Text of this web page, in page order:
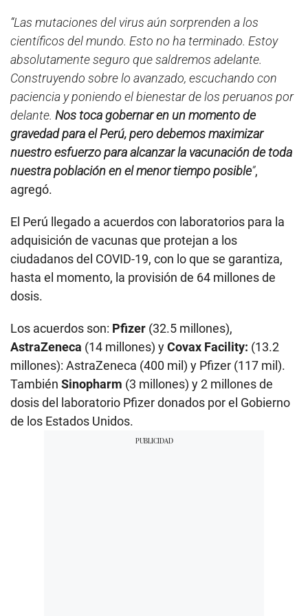
s
e
c
n
d
s
“Las mutaciones del virus aún sorprenden a los
científicos del mundo. Esto no ha terminado. Estoy
absolutamente seguro que saldremos adelante.
Construyendo sobre lo avanzado, escuchando con
paciencia y poniendo el bienestar de los peruanos por
delante. Nos toca gobernar en un momento de
gravedad para el Perú, pero debemos maximizar
nuestro esfuerzo para alcanzar la vacunación de toda
nuestra población en el menor tiempo posible”,
agregó.
El Perú llegado a acuerdos con laboratorios para la
adquisición de vacunas que protejan a los
ciudadanos del COVID-19, con lo que se garantiza,
hasta el momento, la provisión de 64 millones de
dosis.
Los acuerdos son: Pfizer (32.5 millones),
AstraZeneca (14 millones) yCovax Facility: (13.2
millones): AstraZeneca (400 mil) y Pfizer (117 mil).
También Sinopharm (3 millones) y 2 millones de
dosis del laboratorio Pfizer donados por el Gobierno
de los Estados Unidos.